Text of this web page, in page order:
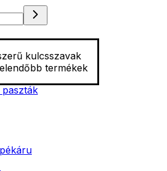
kulcsszavak
termékek
paszták